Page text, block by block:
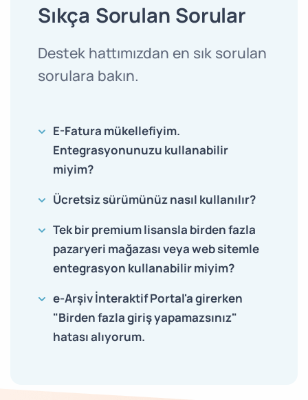
Sıkça Sorulan Sorular
Destek hattımızdan en sık sorulan
sorulara bakın.
E-Fatura mükellefiyim.
Entegrasyonunuzu kullanabilir
miyim?
Ücretsiz sürümünüz nasıl kullanılır?
Tek bir premium lisansla birden fazla
pazaryeri mağazası veya web sitemle
entegrasyon kullanabilir miyim?
e-Arşiv İnteraktif Portal'a girerken
"Birden fazla giriş yapamazsınız"
hatası alıyorum.